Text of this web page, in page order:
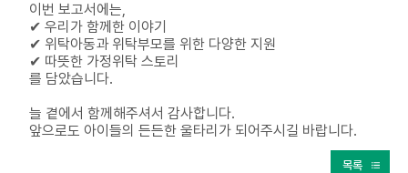
이번 보고서에는,
✔ 우리가 함께한 이야기
✔ 위탁아동과 위탁부모를 위한 다양한 지원
✔ 따뜻한 가정위탁 스토리
를 담았습니다.
늘 곁에서 함께해주셔서 감사합니다.
앞으로도 아이들의 든든한 울타리가 되어주시길 바랍니다.
목록